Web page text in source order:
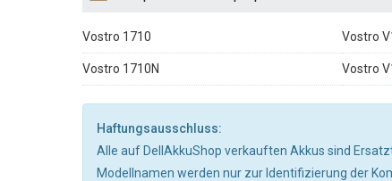
Vostro 1710 Vostro
Vostro 1710N Vostro
Haftungsausschluss:
Alle auf DellAkkuShop verkauften Akkus sind
Modellnamen werden nur zur Identifizierung der